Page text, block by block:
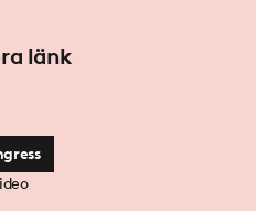
länk